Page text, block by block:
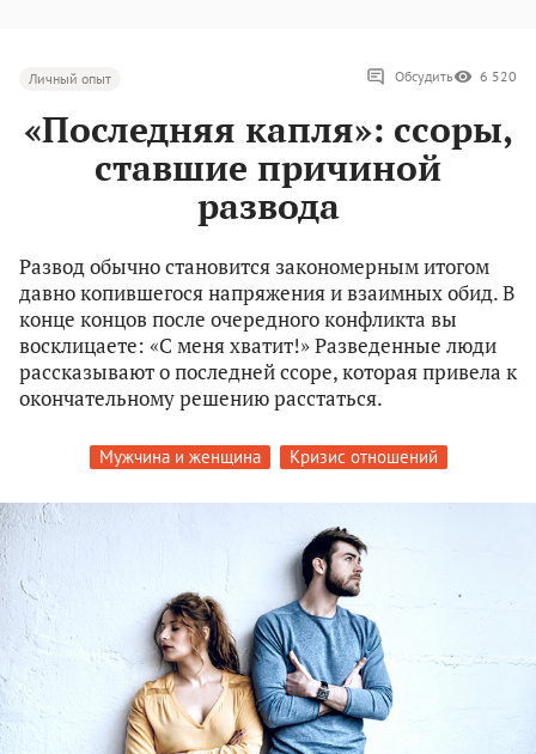
Личный опыт Обсудить 6 520
«Последняя капля»: ссоры,
ставшие причиной
развода
Развод обычно становится закономерным итогом
давно копившегося напряжения и взаимных обид. В
конце концов после очередного конфликта вы
восклицаете: «С меня хватит!» Разведенные люди
рассказывают о последней ссоре, которая привела к
окончательному решению расстаться.
Мужчина и женщина Кризис отношений